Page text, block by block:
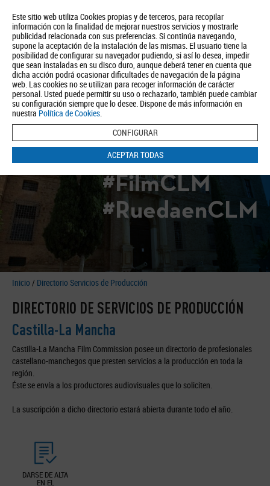
Este sitio web utiliza Cookies propias y de terceros, para recopilar
información con la finalidad de mejorar nuestros servicios y mostrarle
publicidad relacionada con sus preferencias. Si continúa navegando,
supone la aceptación de la instalación de las mismas. El usuario tiene la
posibilidad de configurar su navegador pudiendo, si así lo desea, impedir
que sean instaladas en su disco duro, aunque deberá tener en cuenta que
dicha acción podrá ocasionar dificultades de navegación de la página
web. Las cookies no se utilizan para recoger información de carácter
personal. Usted puede permitir su uso o rechazarlo, también puede cambiar
su configuración siempre que lo desee. Dispone de más información en
nuestra Política de Cookies.
CONFIGURAR
ACEPTAR TODAS
Quiénes somos Turismo Política de Privacidad Aviso Legal
Política de Cookies
BUSCAR
#FilmCLM
#RuedaenCLM
Inicio / Directorio Servicios de Producción
DIRECTORIO DE SERVICIOS DE PRODUCCIÓN
Castilla-La Mancha
Castilla-La Mancha Film Commission posee un directorio de profesionales
castellano-manchegos que presten servicios a la producción en toda la
región.
Éste se envía a los productores audiovisuales que lo soliciten.
La suscripción a dicho directorio estará abierta durante todo el año.
DARSE DE ALTA
EN EL